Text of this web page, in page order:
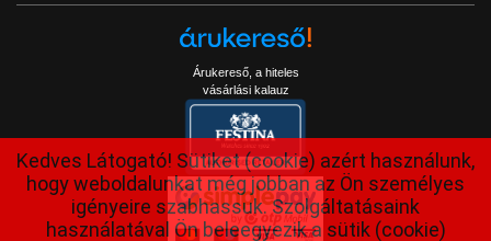
Árukereső, a hiteles
vásárlási kalauz
Kedves Látogató! Sütiket (cookie) azért használunk,
hogy weboldalunkat még jobban az Ön személyes
igényeire szabhassuk. Szolgáltatásaink
használatával Ön beleegyezik a sütik (cookie)